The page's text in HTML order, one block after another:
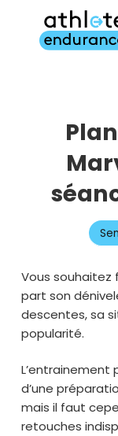
contenu
Vous
part son
descentes, sa
popularité.
d’une
mais il faut
retouches